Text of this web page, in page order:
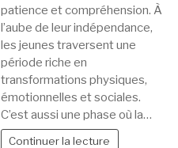
patience et compréhension. À
l’aube de leur indépendance,
les jeunes traversent une
période riche en
transformations physiques,
émotionnelles et sociales.
C’est aussi une phase où la…
Continuer la lecture